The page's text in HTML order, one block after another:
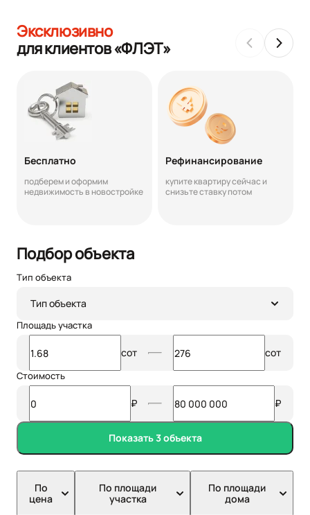
Эксклюзивно
для клиентов «ФЛЭТ»
Бесплатно
подберем и оформим
недвижимость в новостройке
Рефинансирование
купите квартиру сейчас и
снизьте ставку потом
Подбор объекта
Тип объекта
Тип объекта
Площадь участка
сот сот
Стоимость
₽ ₽
Показать 3 объекта
По
цена
По площади
участка
По площади
дома